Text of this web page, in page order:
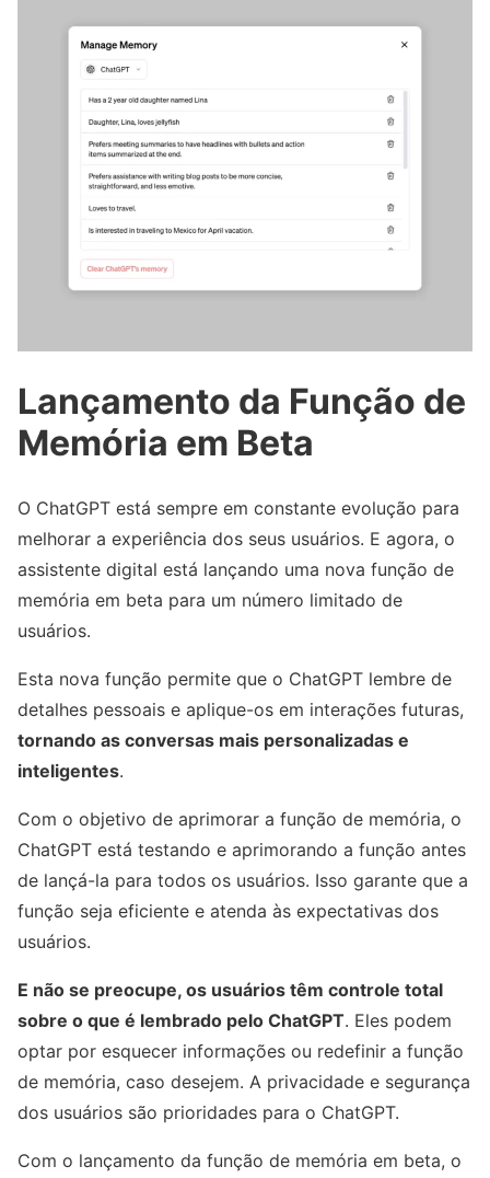
Lançamento da Função de
Memória em Beta
O ChatGPT está sempre em constante evolução para
melhorar a experiência dos seus usuários. E agora, o
assistente digital está lançando uma nova função de
memória em beta para um número limitado de
usuários.
Esta nova função permite que o ChatGPT lembre de
detalhes pessoais e aplique-os em interações futuras,
tornando as conversas mais personalizadas e
inteligentes.
Com o objetivo de aprimorar a função de memória, o
ChatGPT está testando e aprimorando a função antes
de lançá-la para todos os usuários. Isso garante que a
função seja eficiente e atenda às expectativas dos
usuários.
E não se preocupe, os usuários têm controle total
sobre o que é lembrado pelo ChatGPT. Eles podem
optar por esquecer informações ou redefinir a função
de memória, caso desejem. A privacidade e segurança
dos usuários são prioridades para o ChatGPT.
Com o lançamento da função de memória em beta, o